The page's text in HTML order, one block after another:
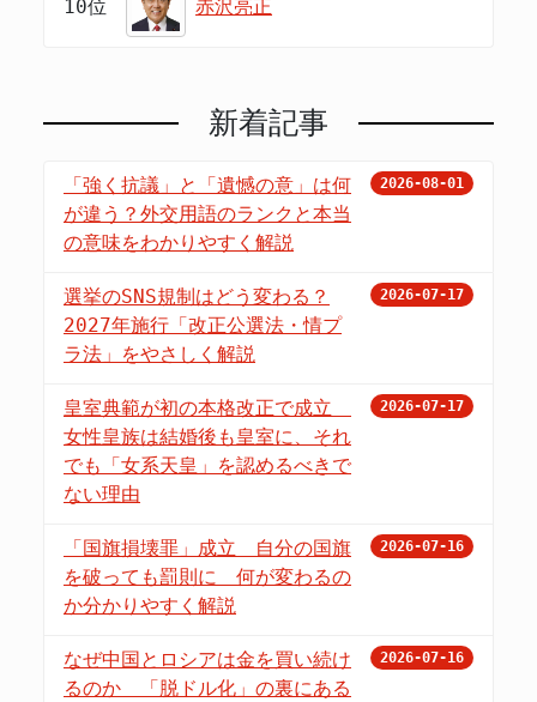
10位 赤沢亮正
新着記事
「強く抗議」と「遺憾の意」は何
が違う？外交用語のランクと本当
の意味をわかりやすく解説
2026-08-01
選挙のSNS規制はどう変わる？
2027年施行「改正公選法・情プ
ラ法」をやさしく解説
2026-07-17
皇室典範が初の本格改正で成立
女性皇族は結婚後も皇室に、それ
でも「女系天皇」を認めるべきで
ない理由
2026-07-17
「国旗損壊罪」成立 自分の国旗
を破っても罰則に 何が変わるの
か分かりやすく解説
2026-07-16
なぜ中国とロシアは金を買い続け
るのか 「脱ドル化」の裏にある
2026-07-16